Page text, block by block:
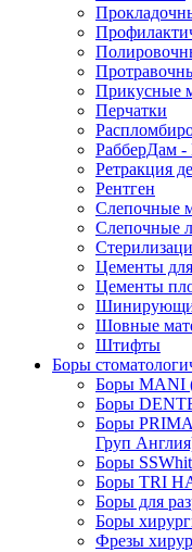
Прикусные
Перчатки
РабберДам
Ретракция
Рентген
Слепочные
Слепочные
Цементы
Цементы
Шовные
Штифты
Боры
Боры MANI
Боры
Боры
Груп
Боры
Боры TRI
Боры для
Боры
Фрезы